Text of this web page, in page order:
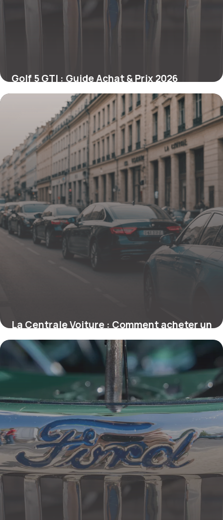
Golf 5 GTI : Guide Achat & Prix 2026
19 mai 2026
La Centrale Voiture : Comment acheter un
véhicule d’occasion en toute confiance
18 mai 2026